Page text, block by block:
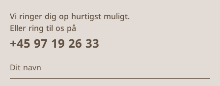
Vi ringer dig op hurtigst muligt.
Eller ring til os på
+45 97 19 26 33